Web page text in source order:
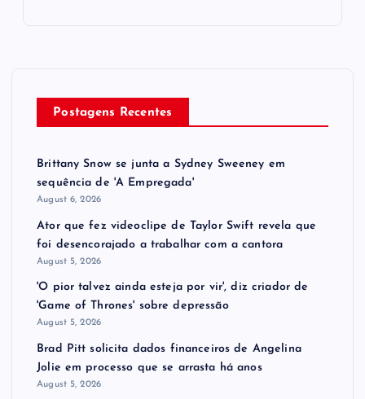
Postagens Recentes
Brittany Snow se junta a Sydney Sweeney em
sequência de ​'A Empregada​'
August 6, 2026
Ator que fez videoclipe de Taylor Swift revela que
foi desencorajado a trabalhar com a cantora
August 5, 2026
'O pior talvez ainda esteja por vir', diz criador de
'Game of Thrones' sobre depressão
August 5, 2026
Brad Pitt solicita dados financeiros de Angelina
Jolie em processo que se arrasta há anos
August 5, 2026